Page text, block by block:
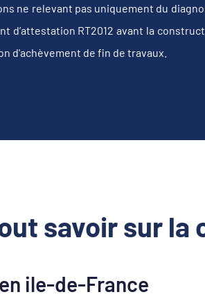
ne relevant pas uniquement du
d’attestation RT2012 avant la
d'achèvement de fin de travaux.
savoir sur la
ile-de-France